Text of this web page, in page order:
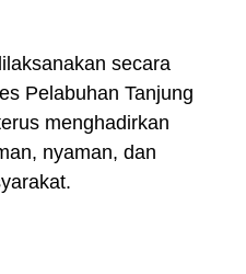
secara
Pelabuhan Tanjung
menghadirkan
nyaman, dan